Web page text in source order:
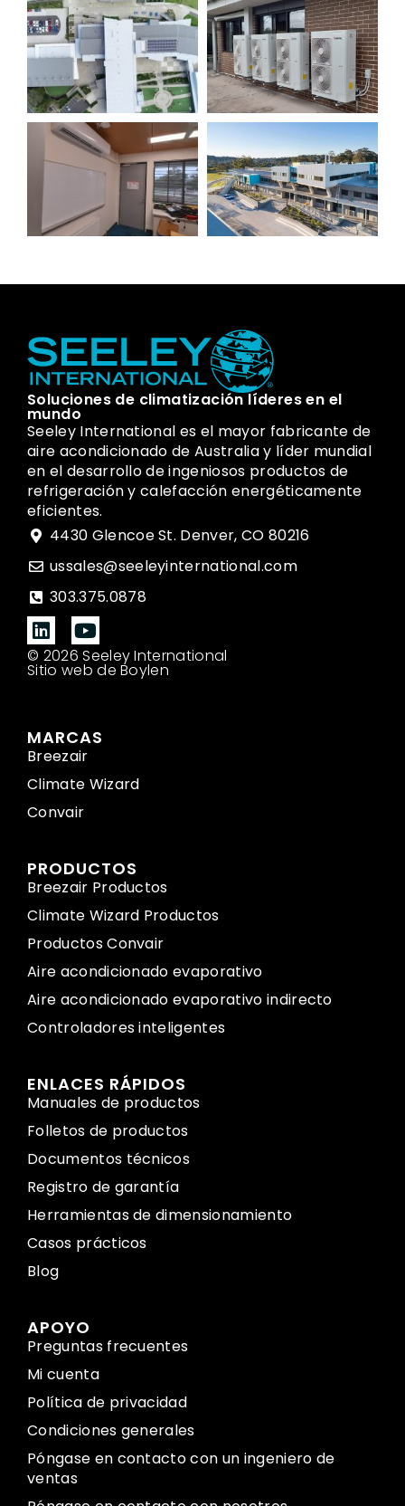
Soluciones de climatización líderes en el
mundo
Seeley International es el mayor fabricante de
aire acondicionado de Australia y líder mundial
en el desarrollo de ingeniosos productos de
refrigeración y calefacción energéticamente
eficientes.
4430 Glencoe St. Denver, CO 80216
ussales@seeleyinternational.com
303.375.0878
© 2026 Seeley International
Sitio web de Boylen
MARCAS
Breezair
Climate Wizard
Convair
PRODUCTOS
Breezair Productos
Climate Wizard Productos
Productos Convair
Aire acondicionado evaporativo
Aire acondicionado evaporativo indirecto
Controladores inteligentes
ENLACES RÁPIDOS
Manuales de productos
Folletos de productos
Documentos técnicos
Registro de garantía
Herramientas de dimensionamiento
Casos prácticos
Blog
APOYO
Preguntas frecuentes
Mi cuenta
Política de privacidad
Condiciones generales
Póngase en contacto con un ingeniero de
ventas